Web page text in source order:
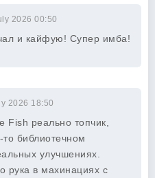
2026 00:50
и кайфую! Супер имба!
2026 18:50
Fish реально топчик,
библиотечном
улучшениях.
рука в махинациях с